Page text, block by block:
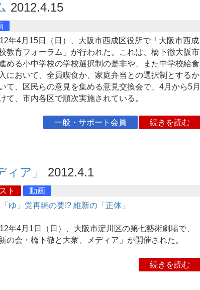
2012.4.15
年4月15日（日）、大阪市西成区役所で「大阪市西成
教育フォーラム」が行われた。これは、橋下徹大阪市
める小中学校の学校選択制の是非や、また中学校給食
において、全員喫食か、家庭弁当との選択制とするか
て、区民らの意見を集める意見交換会で、4月から5月
て、市内各区で順次実施されている。
一般・サポート会員 続きを読む
ア」 2012.4.1
ト
動画
「ゆ」党再編の要!? 維新の「正体」
年4月1日（日）、大阪市淀川区の第七藝術劇場で、
新の会・橋下徹と大衆、メディア」が開催された。
続きを読む